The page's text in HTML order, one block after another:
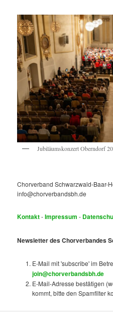
Jubiläumskonzert Oberndorf
Chorverband Schwarzwald-Baar-
info@chorverbandsbh.de
Kontakt-Impressum -
Newsletter des Chorverbandes
E-Mail mit 'subscribe' im
join@chorverbandsbh.de
E-Mail-Adresse bestätigen
kommt, bitte den Spamfilter